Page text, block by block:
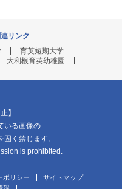
リンク
育英短期大学
大利根育英幼稚園
】
いる画像の
く禁じます。
is prohibited.
ポリシー
サイトマップ